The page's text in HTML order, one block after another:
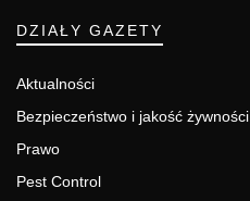
DZIAŁY GAZETY
Aktualności
Bezpieczeństwo i jakość żywności
Prawo
Pest Control